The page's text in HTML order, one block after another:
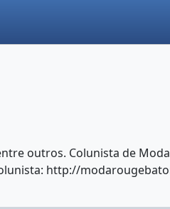
outros. Colunista de
http://